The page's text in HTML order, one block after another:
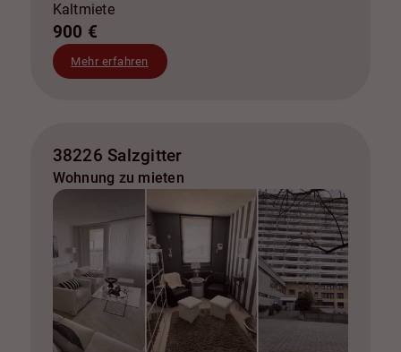
Kaltmiete
900 €
Mehr erfahren
38226 Salzgitter
Wohnung zu mieten